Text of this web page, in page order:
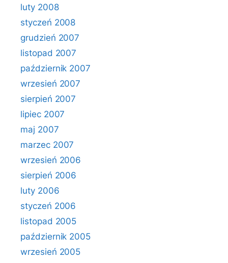
luty 2008
styczeń 2008
grudzień 2007
listopad 2007
październik 2007
wrzesień 2007
sierpień 2007
lipiec 2007
maj 2007
marzec 2007
wrzesień 2006
sierpień 2006
luty 2006
styczeń 2006
listopad 2005
październik 2005
wrzesień 2005